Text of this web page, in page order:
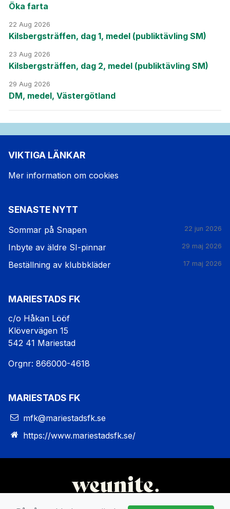
Öka farta
22 Aug 2026
Kilsbergsträffen, dag 1, medel (publiktävling SM)
23 Aug 2026
Kilsbergsträffen, dag 2, medel (publiktävling SM)
29 Aug 2026
DM, medel, Västergötland
VIKTIGA LÄNKAR
Mer information om cookies
SENASTE NYTT
Sommar på Snapen 22 jun 2026
Inbyte av äldre SI-pinnar 29 maj 2026
Beställning av klubbkläder 17 maj 2026
MARIESTADS FK
c/o Håkan Lööf
Klövervägen 15
542 41 Mariestad
Orgnr: 866000-4618
MARIESTADS FK
mfk@mariestadsfk.se
https://www.mariestadsfk.se/